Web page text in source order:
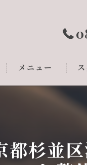
メニュー
杉並